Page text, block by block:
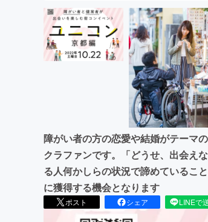
障がい者の方の恋愛や結婚がテーマ
クラファンです。「どうせ、出会え
る人何かしらの状況で諦めているこ
に獲得する機会となります
ポスト シェア LINEで